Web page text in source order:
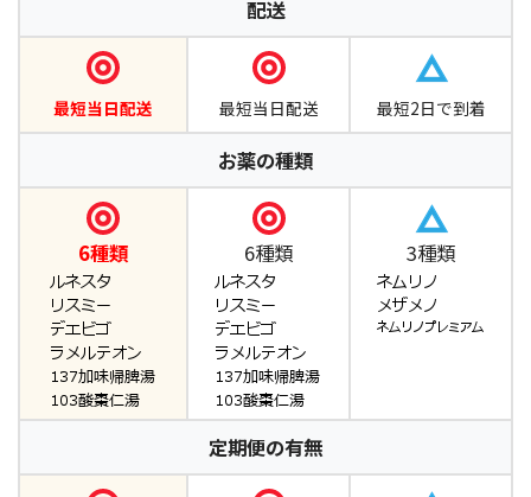
配送
最短当日配送 最短当日配送 最短2日で到着
お薬の種類
6種類 6種類 3種類
定期便の有無